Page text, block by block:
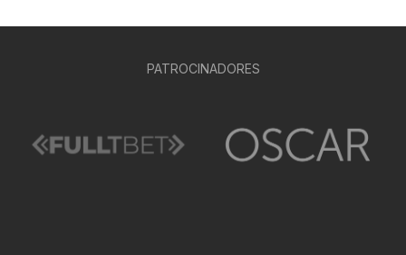
PATROCINADORES